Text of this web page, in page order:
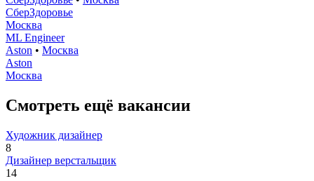
СберЗдоровье
Москва
ML Engineer
Aston • Москва
Aston
Москва
Смотреть ещё вакансии
Художник дизайнер
8
Дизайнер верстальщик
14